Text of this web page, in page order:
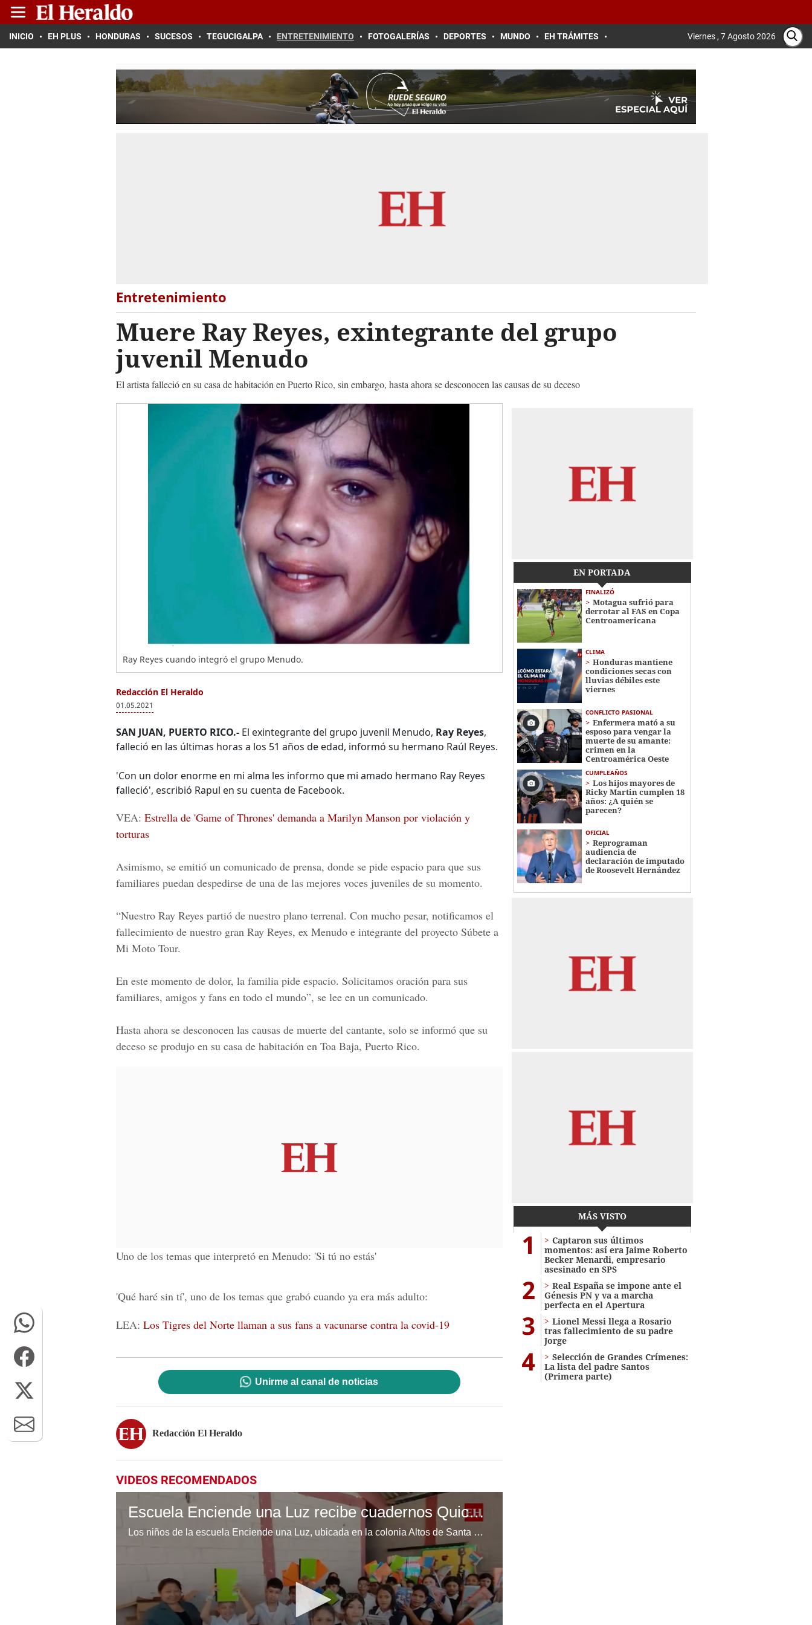
INICIO EH PLUS HONDURAS SUCESOS TEGUCIGALPA ENTRETENIMIENTO FOTOGALERÍAS DEPORTES MUNDO EH TRÁMITES Viernes , 7 Agosto 2026
Entretenimiento
Muere Ray Reyes, exintegrante del grupo
juvenil Menudo
El artista falleció en su casa de habitación en Puerto Rico, sin embargo, hasta ahora se desconocen las causas de su deceso
Ray Reyes cuando integró el grupo Menudo.
Redacción El Heraldo
01.05.2021
SAN JUAN, PUERTO RICO.- El exintegrante del grupo juvenil Menudo, Ray Reyes,
falleció en las últimas horas a los 51 años de edad, informó su hermano Raúl Reyes.
'Con un dolor enorme en mi alma les informo que mi amado hermano Ray Reyes
falleció', escribió Rapul en su cuenta de Facebook.
VEA: Estrella de 'Game of Thrones' demanda a Marilyn Manson por violación y
torturas
Asimismo, se emitió un comunicado de prensa, donde se pide espacio para que sus
familiares puedan despedirse de una de las mejores voces juveniles de su momento.
“Nuestro Ray Reyes partió de nuestro plano terrenal. Con mucho pesar, notificamos el
fallecimiento de nuestro gran Ray Reyes, ex Menudo e integrante del proyecto Súbete a
Mi Moto Tour.
En este momento de dolor, la familia pide espacio. Solicitamos oración para sus
familiares, amigos y fans en todo el mundo”, se lee en un comunicado.
Hasta ahora se desconocen las causas de muerte del cantante, solo se informó que su
deceso se produjo en su casa de habitación en Toa Baja, Puerto Rico.
Uno de los temas que interpretó en Menudo: 'Si tú no estás'
'Qué haré sin tí', uno de los temas que grabó cuando ya era más adulto:
LEA: Los Tigres del Norte llaman a sus fans a vacunarse contra la covid-19
Unirme al canal de noticias
Redacción El Heraldo
VIDEOS RECOMENDADOS
Escuela Enciende una Luz recibe cuadernos Quick, gracias a la Maratón del Saber
Los niños de la escuela Enciende una Luz, ubicada en la colonia Altos de Santa Rosa, al sur de Tegucigalpa, recibieron cuadernos Quick como parte de la Campaña Maratón del Saber.
EN PORTADA
FINALIZÓ
Motagua sufrió para
derrotar al FAS en Copa
Centroamericana
CLIMA
Honduras mantiene
condiciones secas con
lluvias débiles este
viernes
CONFLICTO PASIONAL
Enfermera mató a su
esposo para vengar la
muerte de su amante:
crimen en la
Centroamérica Oeste
CUMPLEAÑOS
Los hijos mayores de
Ricky Martin cumplen 18
años: ¿A quién se
parecen?
OFICIAL
Reprograman
audiencia de
declaración de imputado
de Roosevelt Hernández
MÁS VISTO
1
Captaron sus últimos
momentos: así era Jaime Roberto
Becker Menardi​​​, empresario
asesinado en SPS
2
Real España se impone ante el
Génesis PN y va a marcha
perfecta en el Apertura
3
Lionel Messi llega a Rosario
tras fallecimiento de su padre
Jorge
4
Selección de Grandes Crímenes:
La lista del padre Santos
(Primera parte)